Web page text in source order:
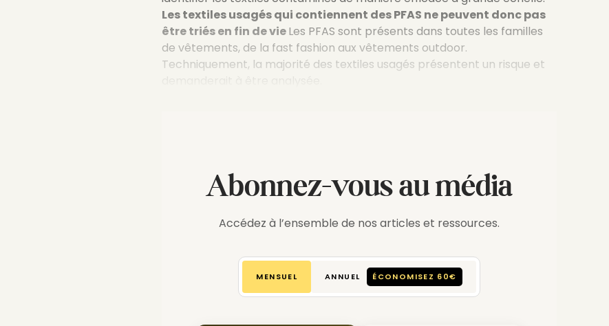
Les textiles usagés qui contiennent des PFAS ne peuvent donc pas
être triés en fin de vieLes PFAS sont présents dans toutes les familles
de vêtements, de la fast fashion aux vêtements outdoor.
Techniquement, la majorité des textiles usagés présentent un risque et
Abonnez-vous au média
Accédez à l’ensemble de nos articles et ressources.
MENSUEL ANNUEL ÉCONOMISEZ 60€